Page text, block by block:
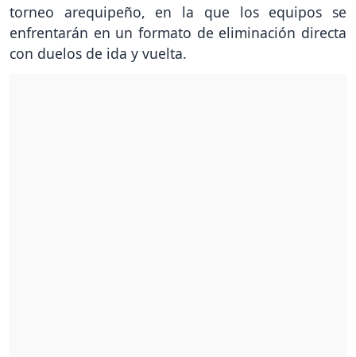
torneo arequipeño, en la que los equipos se
enfrentarán en un formato de eliminación directa
con duelos de ida y vuelta.